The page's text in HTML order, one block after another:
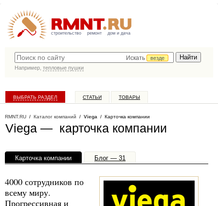
строительство ремонт дом и дача
Искать
везде
Например, тепловые пушки
ВЫБРАТЬ РАЗДЕЛ СТАТЬИ ТОВАРЫ
RMNT.RU / Каталог компаний / Viega / Карточка компании
Viega — карточка компании
Карточка компании
Блог — 31
4000 сотрудников по
всему миру.
Прогрессивная и